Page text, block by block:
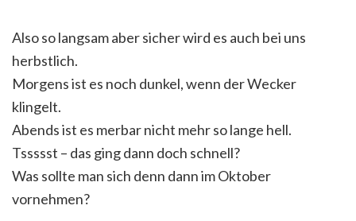
Also so langsam aber sicher wird es auch bei uns
herbstlich.
Morgens ist es noch dunkel, wenn der Wecker
klingelt.
Abends ist es merbar nicht mehr so lange hell.
Tssssst – das ging dann doch schnell?
Was sollte man sich denn dann im Oktober
vornehmen?